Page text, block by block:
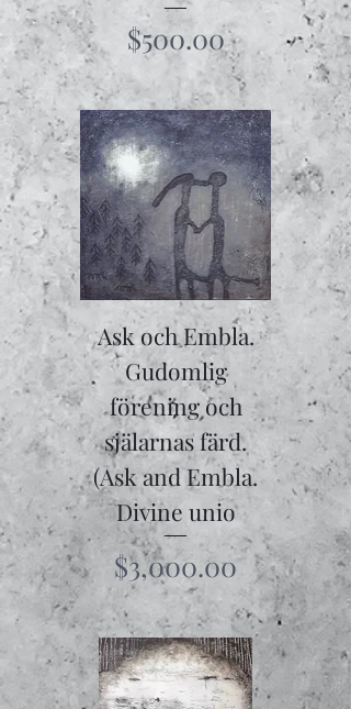
Price
$500.00
Ask och Embla.
Gudomlig
förening och
själarnas färd.
(Ask and Embla.
Divine unio
Price
$3,000.00